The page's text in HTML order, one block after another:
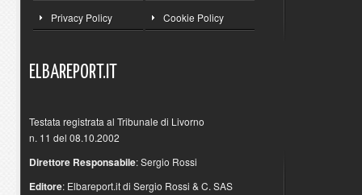
Privacy Policy Cookie Policy
ELBAREPORT.IT
Testata registrata al Tribunale di Livorno
n. 11 del 08.10.2002
Direttore Responsabile: Sergio Rossi
Editore: Elbareport.it di Sergio Rossi & C. SAS